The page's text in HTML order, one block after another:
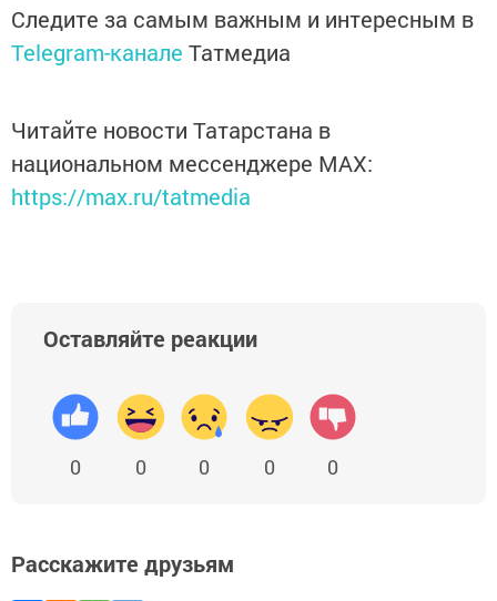
Следите за самым важным и интересным в
Telegram-канале Татмедиа
Читайте новости Татарстана в
национальном мессенджере MАХ:
https://max.ru/tatmedia
Оставляйте реакции
0 0 0 0 0
Расскажите друзьям